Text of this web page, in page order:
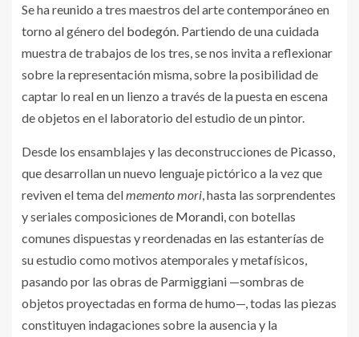
Se ha reunido a tres maestros del arte contemporáneo en
torno al género del bodegón . Partiendo de una cuidada
muestra de trabajos de los tres, se nos invita a reflexionar
sobre la representación misma, sobre la posibilidad de
captar lo real en un lienzo a través de la puesta en escena
de objetos en el laboratorio del estudio de un pintor.
Desde los ensamblajes y las deconstrucciones de Picasso
que desarrollan un nuevo lenguaje pictórico a la vez que
reviven el tema delmemento mori , hasta las sorprendentes
y seriales composiciones de Morandi , con botellas
comunes dispuestas y reordenadas en las estanterías de
su estudio como motivos atemporales y metafísicos,
pasando por las obras de Parmiggiani —sombras de
objetos proyectadas en forma de humo—, todas las piezas
constituyen indagaciones sobre la ausencia y la